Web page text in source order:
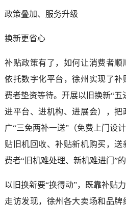
政策叠加、服务升级
换新更省心
补贴政策有了，如何让消费者顺
依托数字化平台，徐州实现了
费者垫资等待。开展以旧换新“五
进平台、进机构、进展会），
广“三免两补一送”（免费上门设
贴旧机回收、补贴新机购买，
费者“旧机难处理、新机难进门”的
以旧换新要“换得动”，既靠补贴
走访发现，徐州各大卖场和品